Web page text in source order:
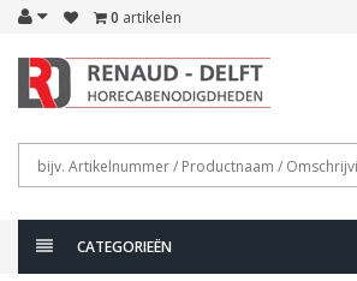
0 artikelen
CATEGORIEËN